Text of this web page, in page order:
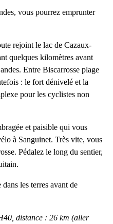
vous pourrez emprunter
rejoint le lac de Cazaux-
quelques kilomètres avant
. Entre Biscarrosse plage
: le fort dénivelé et la
pour les cyclistes non
et paisible qui vous
à Sanguinet. Très vite, vous
. Pédalez le long du sentier,
.
les terres avant de
distance : 26 km (aller